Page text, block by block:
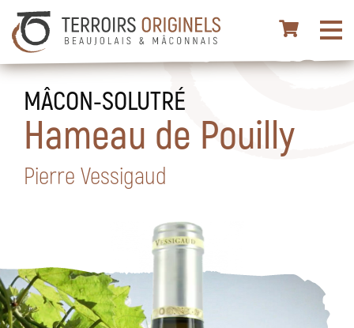
MÂCON-SOLUTRÉ
Hameau de Pouilly
Pierre Vessigaud